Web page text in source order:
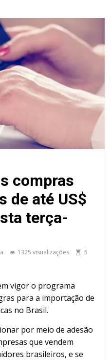
compras
de até US$
terça-
1325 visualizações
5
vigor o programa
para a importação de
no Brasil.
por meio de adesão
que vendem
brasileiros, e se